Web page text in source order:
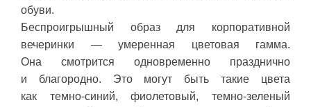
обуви.
Беспроигрышный образ для корпоративной
вечеринки — умеренная цветовая гамма.
Она смотрится одновременно празднично
и благородно. Это могут быть такие цвета
как темно-синий, фиолетовый, темно-зеленый